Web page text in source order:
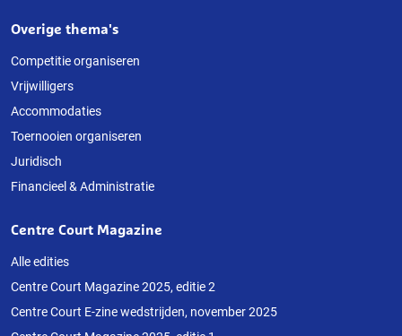
Overige thema's
Competitie organiseren
Vrijwilligers
Accommodaties
Toernooien organiseren
Juridisch
Financieel & Administratie
Centre Court Magazine
Alle edities
Centre Court Magazine 2025, editie 2
Centre Court E-zine wedstrijden, november 2025